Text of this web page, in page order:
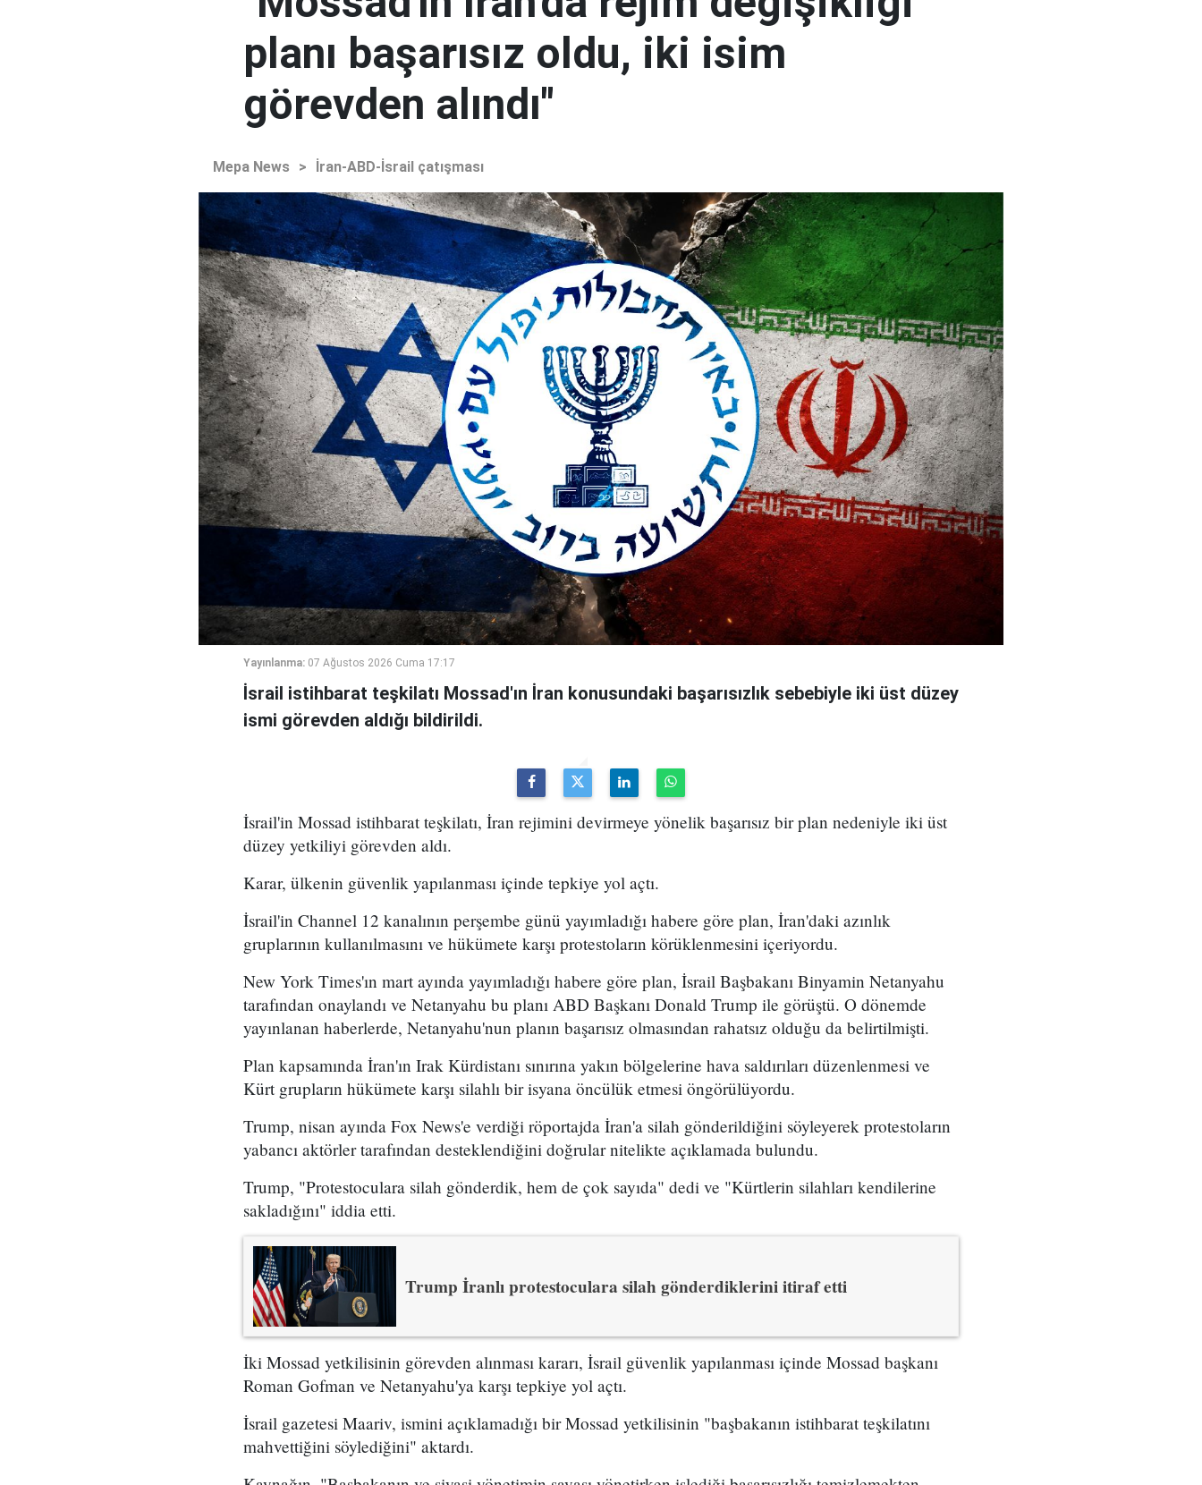
planı başarısız oldu, iki isim
görevden alındı"
Mepa News > İran-ABD-İsrail çatışması
Yayınlanma: 07 Ağustos 2026 Cuma 17:17
İsrail istihbarat teşkilatı Mossad'ın İran konusundaki başarısızlık sebebiyle iki üst düzey
ismi görevden aldığı bildirildi.
İsrail'in Mossad istihbarat teşkilatı, İran rejimini devirmeye yönelik başarısız bir plan nedeniyle iki üst
düzey yetkiliyi görevden aldı.
Karar, ülkenin güvenlik yapılanması içinde tepkiye yol açtı.
İsrail'in Channel 12 kanalının perşembe günü yayımladığı habere göre plan, İran'daki azınlık
gruplarının kullanılmasını ve hükümete karşı protestoların körüklenmesini içeriyordu.
New York Times'ın mart ayında yayımladığı habere göre plan, İsrail Başbakanı Binyamin Netanyahu
tarafından onaylandı ve Netanyahu bu planı ABD Başkanı Donald Trump ile görüştü. O dönemde
yayınlanan haberlerde, Netanyahu'nun planın başarısız olmasından rahatsız olduğu da belirtilmişti.
Plan kapsamında İran'ın Irak Kürdistanı sınırına yakın bölgelerine hava saldırıları düzenlenmesi ve
Kürt grupların hükümete karşı silahlı bir isyana öncülük etmesi öngörülüyordu.
Trump, nisan ayında Fox News'e verdiği röportajda İran'a silah gönderildiğini söyleyerek protestoların
yabancı aktörler tarafından desteklendiğini doğrular nitelikte açıklamada bulundu.
Trump, "Protestoculara silah gönderdik, hem de çok sayıda" dedi ve "Kürtlerin silahları kendilerine
sakladığını" iddia etti.
Trump İranlı protestoculara silah gönderdiklerini itiraf etti
İki Mossad yetkilisinin görevden alınması kararı, İsrail güvenlik yapılanması içinde Mossad başkanı
Roman Gofman ve Netanyahu'ya karşı tepkiye yol açtı.
İsrail gazetesi Maariv, ismini açıklamadığı bir Mossad yetkilisinin "başbakanın istihbarat teşkilatını
mahvettiğini söylediğini" aktardı.